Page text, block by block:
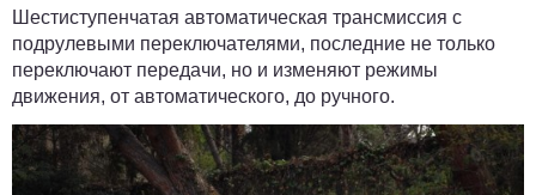
Шестиступенчатая автоматическая трансмиссия с
подрулевыми переключателями, последние не только
переключают передачи, но и изменяют режимы
движения, от автоматического, до ручного.